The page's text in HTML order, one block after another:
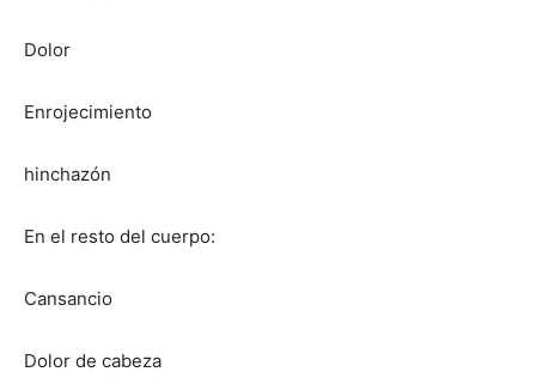
Dolor
Enrojecimiento
hinchazón
En el resto del cuerpo:
Cansancio
Dolor de cabeza